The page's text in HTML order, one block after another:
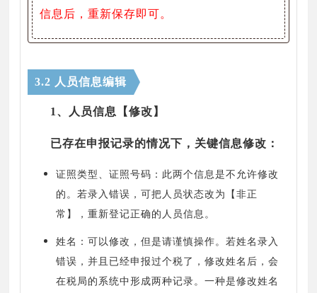
信息后，重新保存即可。
3.2 人员信息编辑
1、人员信息【修改】
已存在申报记录的情况下，关键信息修改：
证照类型、证照号码：此两个信息是不允许修改
的。若录入错误，可把人员状态改为【非正
常】，重新登记正确的人员信息。
姓名：可以修改，但是请谨慎操作。若姓名录入
错误，并且已经申报过个税了，修改姓名后，会
在税局的系统中形成两种记录。一种是修改姓名